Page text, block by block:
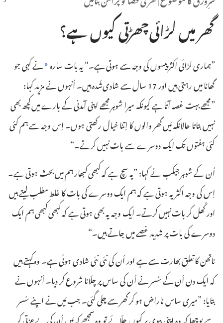
گھر میں لڑائی چھڑتی کیوں ہے؟‏
‏”‏ہماری لڑائی اکثر پیسوں کی وجہ سے ہوتی ہے۔“‏ یہ بات سارہaنے کہی جو
گھانا میں رہتی ہیں اور 17 سال سے شادی‌شُدہ ہیں۔ اُنہوں نے مزید کہا:‏
”‏مجھے بہت غصہ آتا ہے کیونکہ میرا شوہر مجھے اپنی آمدنی کے بارے میں کچھ بھی
نہیں بتاتا حالانکہ مَیں گھر والوں کا اِتنا خیال رکھتی ہوں۔ اِس وجہ سے ہم کئی
کئی ہفتوں تک ایک دوسرے سے بات نہیں کرتے۔“‏
اُن کے شوہر جیکب نے کہا:‏ ”‏یہ سچ ہے کہ کبھی کبھار ہم میں بحث ہوتی ہے۔
اِس کی وجہ اکثر یہ ہوتی ہے کہ ہم ایک دوسرے کی بات کا غلط مطلب لیتے ہیں
اور کُھل کر بات نہیں کرتے۔ ایک وجہ یہ بھی ہوتی ہے کہ کبھی کبھی ہم ایک
دوسرے کی بات پر شدید غصے میں جاتے ہیں۔“‏
ناتھن کا تعلق بھارت سے ہے اور اُن کی نئی نئی شادی ہوئی ہے۔ وہ کہتے ہیں
کہ ایک دن اُن کے سُسر نے اُن کی ساس پر چلّانا شروع کر دیا۔ اُنہوں نے
بتایا:‏ ”‏میری ساس ناراض ہو کر گھر سے چلی گئی۔ جب مَیں نے اپنے سُسر
سے پوچھا کہ وہ اپنی بیوی پر کیوں چلّائے تو وہ سمجھے کہ مَیں اُن کی بے‌عزتی کر